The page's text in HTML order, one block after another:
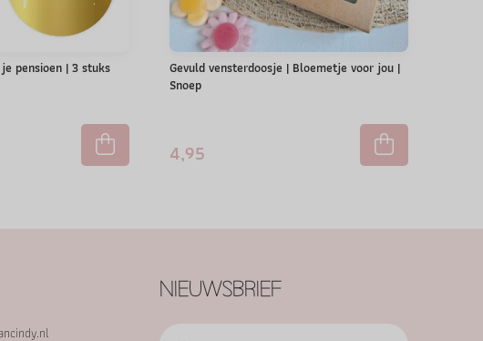
pensioen | 3 stuks
Gevuld vensterdoosje | Bloemetje voor jou |
Snoep
4,95
NIEUWSBRIEF